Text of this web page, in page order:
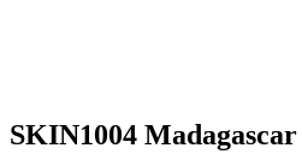
SKIN1004